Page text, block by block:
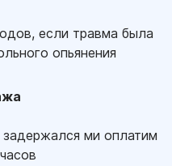
если травма была
опьянения
ми оплатим